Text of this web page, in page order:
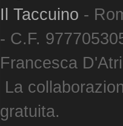
Il Taccuino -
- C.F.
Francesca
La
gratuita.